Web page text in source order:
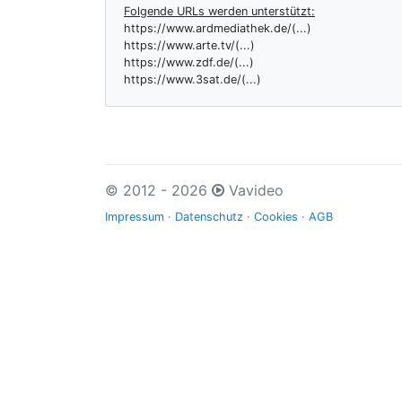
Folgende URLs werden unterstützt:
https://www.ardmediathek.de/(...)
https://www.arte.tv/(...)
https://www.zdf.de/(...)
https://www.3sat.de/(...)
© 2012 - 2026 Vavideo
Impressum · Datenschutz · Cookies · AGB